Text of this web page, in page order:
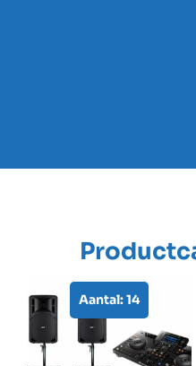
Aantal: 14